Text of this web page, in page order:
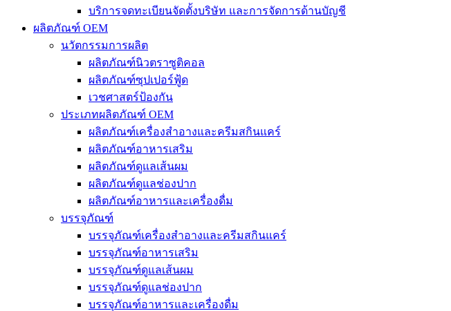
บริการจดทะเบียนจัดตั้งบริษัท และการจัดการด้านบัญชี
ผลิตภัณฑ์ OEM
นวัตกรรมการผลิต
ผลิตภัณฑ์นิวตราซูติคอล
ผลิตภัณฑ์ซุปเปอร์ฟู้ด
เวชศาสตร์ป้องกัน
ประเภทผลิตภัณฑ์ OEM
ผลิตภัณฑ์เครื่องสำอางและครีมสกินแคร์
ผลิตภัณฑ์อาหารเสริม
ผลิตภัณฑ์ดูแลเส้นผม
ผลิตภัณฑ์ดูแลช่องปาก
ผลิตภัณฑ์อาหารและเครื่องดื่ม
บรรจุภัณฑ์
บรรจุภัณฑ์เครื่องสำอางและครีมสกินแคร์
บรรจุภัณฑ์อาหารเสริม
บรรจุภัณฑ์ดูแลเส้นผม
บรรจุภัณฑ์ดูแลช่องปาก
บรรจุภัณฑ์อาหารและเครื่องดื่ม